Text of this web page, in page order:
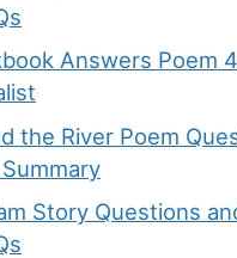
Answers Poem 4
the River Poem
Story Questions